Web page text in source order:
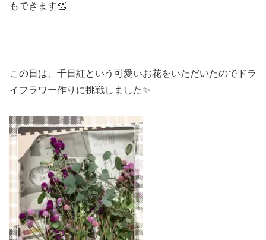
もできます👏
この日は、千日紅という可愛いお花をいただいたのでドラ
イフラワー作りに挑戦しました✨